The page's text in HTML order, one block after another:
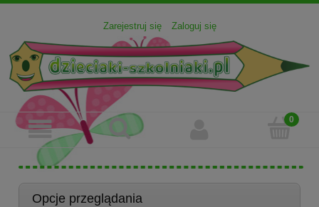
Zarejestruj się Zaloguj się
Opcje przeglądania